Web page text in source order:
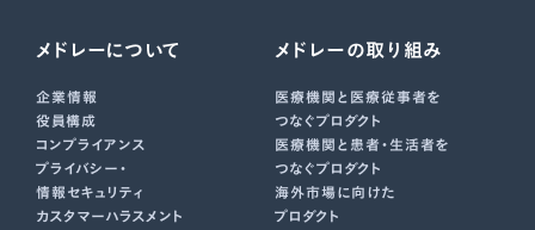
メドレーについて
企業情報
役員構成
コンプライアンス
プライバシー・
情報セキュリティ
カスタマーハラスメント
メドレーの取り組み
医療機関と医療従事者を
つなぐプロダクト
医療機関と患者・生活者を
つなぐプロダクト
海外市場に向けた
プロダクト